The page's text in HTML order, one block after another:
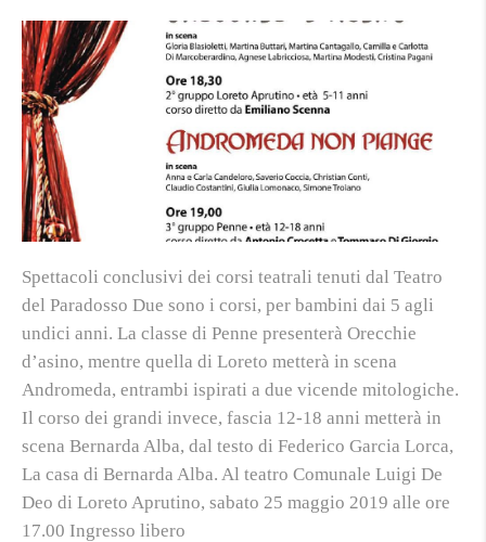
Spettacoli conclusivi dei corsi teatrali tenuti dal Teatro
del Paradosso Due sono i corsi, per bambini dai 5 agli
undici anni. La classe di Penne presenterà Orecchie
d’asino, mentre quella di Loreto metterà in scena
Andromeda, entrambi ispirati a due vicende mitologiche.
Il corso dei grandi invece, fascia 12-18 anni metterà in
scena Bernarda Alba, dal testo di Federico Garcia Lorca,
La casa di Bernarda Alba. Al teatro Comunale Luigi De
Deo di Loreto Aprutino, sabato 25 maggio 2019 alle ore
17.00 Ingresso libero